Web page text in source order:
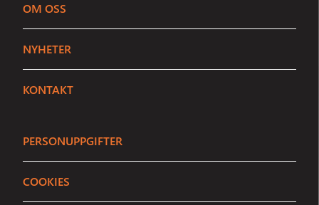
OM OSS
NYHETER
KONTAKT
PERSONUPPGIFTER
COOKIES
Sundbybergs Stadsnät
E-post